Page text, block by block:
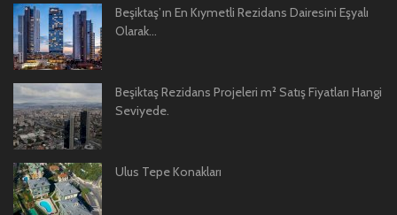
Beşiktaş’ın En Kıymetli Rezidans Dairesini Eşyalı
Olarak...
Beşiktaş Rezidans Projeleri m² Satış Fiyatları Hangi
Seviyede.
Ulus Tepe Konakları